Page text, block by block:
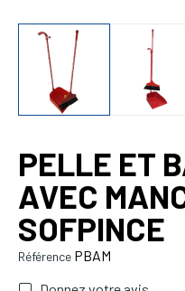
PELLE ET
AVEC
SOFPINCE
Référence PBAM